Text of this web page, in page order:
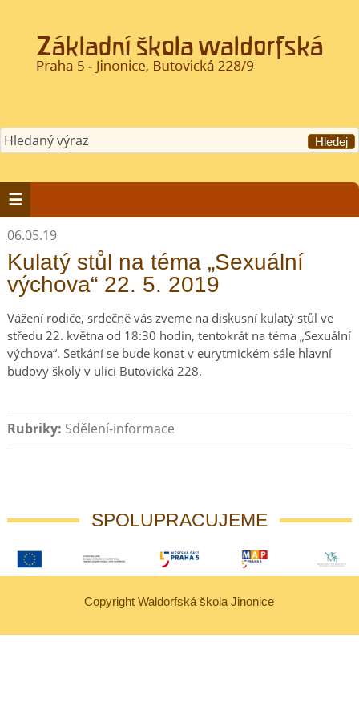
06.05.19
Kulatý stůl na téma „Sexuální
výchova“ 22. 5. 2019
Vážení rodiče, srdečně vás zveme na diskusní kulatý stůl ve
středu 22. května od 18:30 hodin, tentokrát na téma „Sexuální
výchova“. Setkání se bude konat v eurytmickém sále hlavní
budovy školy v ulici Butovická 228.
Rubriky: Sdělení-informace
SPOLUPRACUJEME
Copyright Waldorfská škola Jinonice